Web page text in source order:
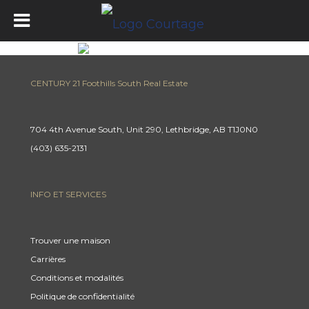
CENTURY 21 Foothills South Real Estate
704 4th Avenue South, Unit 290, Lethbridge, AB T1J0N0
(403) 635-2131
INFO ET SERVICES
Trouver une maison
Carrières
Conditions et modalités
Politique de confidentialité